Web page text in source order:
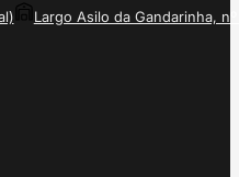
Largo Asilo da Gandarinha, nº